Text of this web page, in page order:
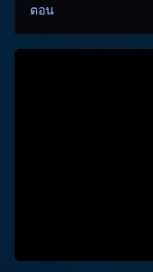
ตอน